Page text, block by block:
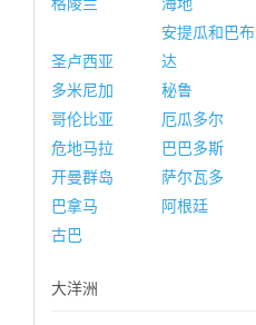
圣卢西亚
安提瓜和巴布
达
多米尼加
秘鲁
哥伦比亚
厄瓜多尔
危地马拉
巴巴多斯
开曼群岛
萨尔瓦多
巴拿马
阿根廷
古巴
大洋洲